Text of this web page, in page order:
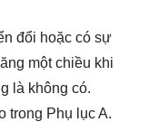
đổi hoặc có sự
một chiều khi
là không có.
trong Phụ lục A.